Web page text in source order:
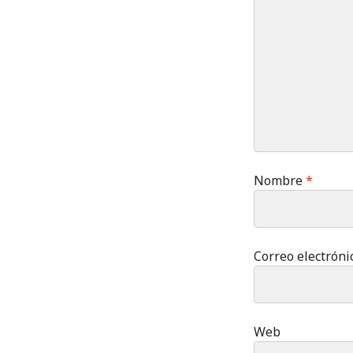
Nombre*
Correo
Web